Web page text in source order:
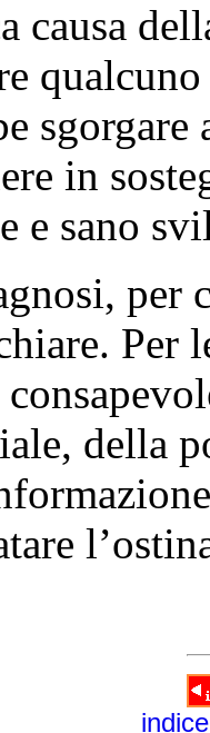
causa
sgorgare
in
e sano
per
Per
della